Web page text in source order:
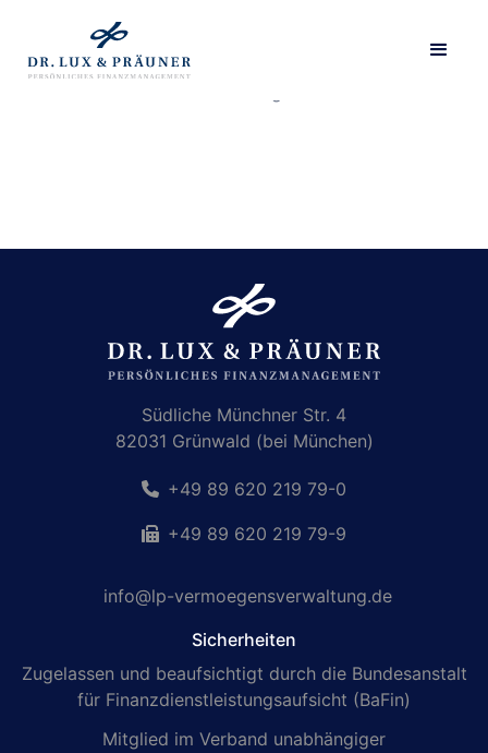
Diese Seite hat keinen Inhalt. Sie wird als Liste ohne
Südliche Münchner Str. 4
82031 Grünwald (bei München)
+49 89 620 219 79-0
+49 89 620 219 79-9
info@lp-vermoegensverwaltung.de
Sicherheiten
Zugelassen und beaufsichtigt durch die Bundesanstalt
für Finanzdienstleistungsaufsicht (BaFin)
Mitglied im Verband unabhängiger